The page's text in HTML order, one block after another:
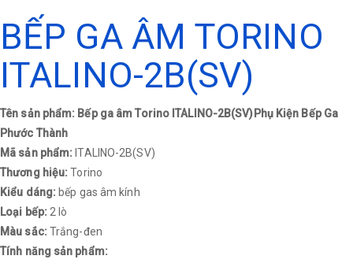
BẾP GA ÂM TORINO
ITALINO-2B(SV)
Tên sản phẩm: Bếp ga âm Torino ITALINO-2B(SV)Phụ Kiện Bếp Ga
Phước Thành
Mã sản phẩm: ITALINO-2B(SV)
Thương hiệu: Torino
Kiểu dáng: bếp gas âm kính
Loại bếp: 2 lò
Màu sắc: Trắng-đen
Tính năng sản phẩm: